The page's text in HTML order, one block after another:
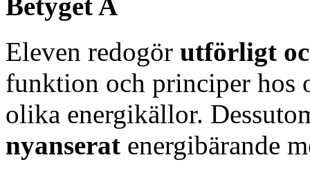
Eleven redogör utförligt
funktion och principer hos
olika energikällor.
nyanserat energibärande